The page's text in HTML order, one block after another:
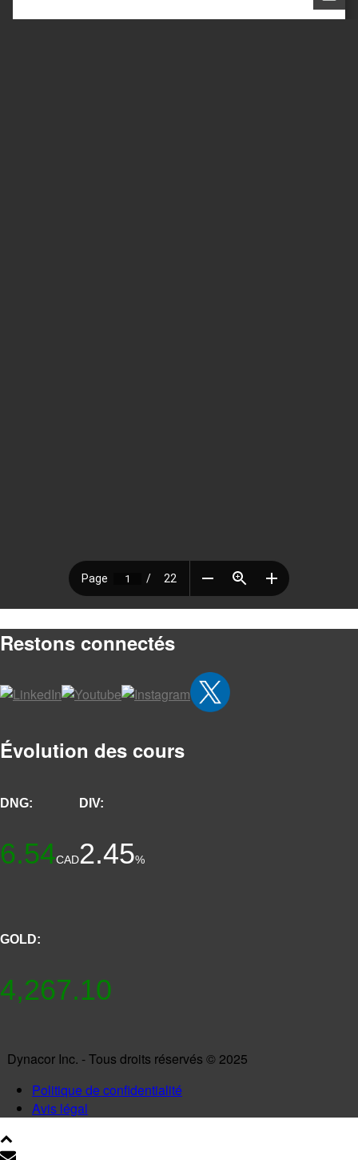
Restons connectés
Évolution des cours
DNG:
6.54CAD
DIV:
2.45%
GOLD:
4,267.10
Dynacor Inc. - Tous droits réservés © 2025
Politique de confidentialité
Avis légal